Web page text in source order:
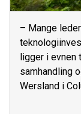
– Mange
ligger i evnen
samhandling
Wersland i